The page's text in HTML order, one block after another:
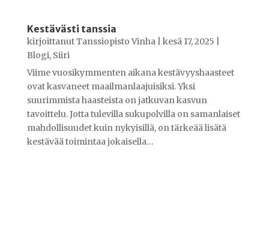
Kestävästi tanssia
kirjoittanutTanssiopisto Vinha| kesä 17, 2025
Blogi, Siiri
Viime vuosikymmenten aikana kestävyyshaasteet
ovat kasvaneet maailmanlaajuisiksi. Yksi
suurimmista haasteista on jatkuvan kasvun
tavoittelu. Jotta tulevilla sukupolvilla on samanlaiset
mahdollisuudet kuin nykyisillä, on tärkeää lisätä
kestävää toimintaa jokaisella…